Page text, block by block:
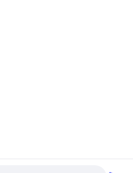
SHANGHAI FAMOUS TRADE